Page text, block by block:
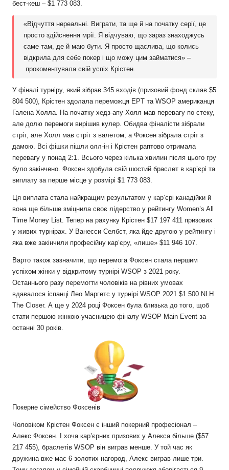
бест-кеш – $1 773 083.
«Відчуття нереальні. Виграти, та ще й на початку серії, це
просто здійснення мрії. Я відчуваю, що зараз знаходжусь
саме там, де й маю бути. Я просто щаслива, що колись
відкрила для себе покер і що можу цим займатися» –
прокоментувала свій успіх Крістен.
У фіналі турніру, який зібрав 345 входів (призовий фонд склав $5
804 500), Крістен здолала переможця EPT та WSOP американця
Галена Холла. На початку хедз-апу Холл мав перевагу по стеку,
але долю перемоги вирішив кулер. Обидва фіналісти зібрали
стріт, але Холл мав стріт з валетом, а Фоксен зібрала стріт з
дамою. Всі фішки пішли олл-ін і Крістен раптово отримала
перевагу у понад 2:1. Всього через кілька хвилин після цього гру
було закінчено. Фоксен здобула свій шостий браслет в кар’єрі та
виплату за перше місце у розмірі $1 773 083.
Ця виплата стала найкращим результатом у кар’єрі канадійки й
вона ще більше зміцнила своє лідерство у рейтингу Women’s All
Time Money List. Тепер на рахунку Крістен $17 197 411 призових
у живих турнірах. У Ванесси Селбст, яка йде другою у рейтингу і
яка вже закінчили професійну кар’єру, «лише» $11 946 107.
Варто також зазначити, що перемога Фоксен стала першим
успіхом жінки у відкритому турнірі WSOP з 2021 року.
Останнього разу перемогти чоловіків на рівних умовах
вдавалося іспанці Лео Маргетс у турнірі WSOP 2021 $1 500 NLH
The Closer. А ще у 2024 році Фоксен була близька до того, щоб
стати першою жінкою-учасницею фіналу WSOP Main Event за
останні 30 років.
Покерне сімейство Фоксенів
Чоловіком Крістен Фоксен є інший покерний професіонал –
Алекс Фоксен. І хоча кар’єрних призових у Алекса більше ($57
217 455), браслетів WSOP він виграв менше. У той час як
дружина вже має 6 золотих нагород, Алекс виграв лише три.